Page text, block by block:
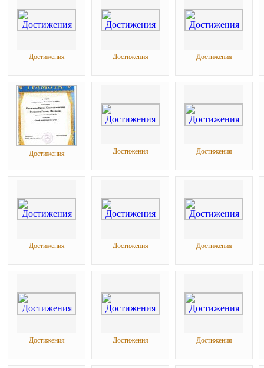
Достижения Достижения Достижения
Достижения Достижения Достижения
Достижения Достижения Достижения
Достижения Достижения Достижения